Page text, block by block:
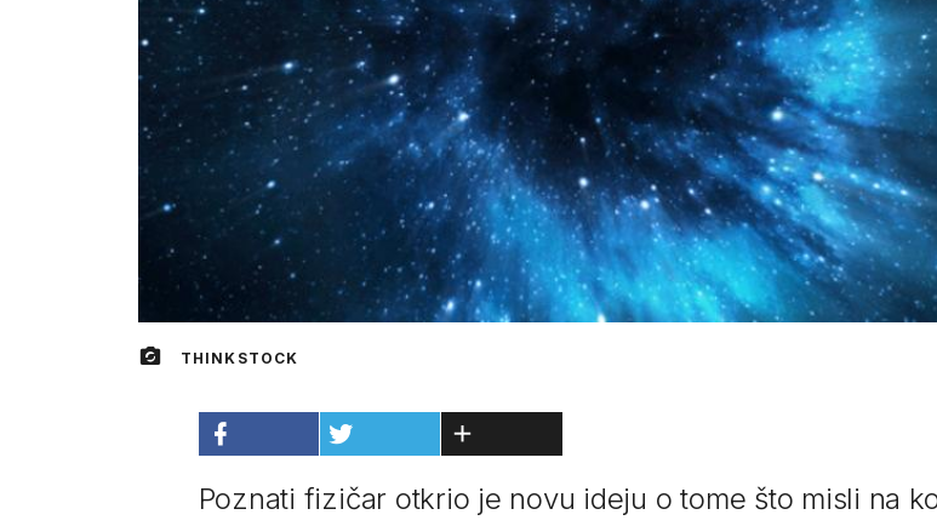
THINKSTOCK
Poznati fizičar otkrio je novu ideju o tome što misli na